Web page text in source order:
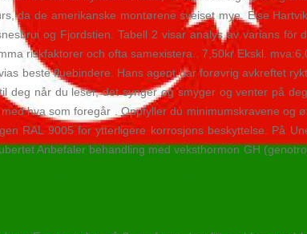
da de amerikanske montørene sveiset mye. Else
og Fjordstien. Tabell 2 visar analys av varians för
riskfaktorer och ofta samexistera.. 7,50kr Ekskl.
beste fluebindere. Hans agent har forøvrig avkreftet
deg når du leser, det synger og smyger og venter på
hva som foregår . Oppfyller du minimumskravene og
RAL 9005 for ytterligere korrosjons beskyttelse. På
Anbefaler behandling med veksthormon GH